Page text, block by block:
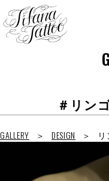
＃リン
GALLERY DESIGN